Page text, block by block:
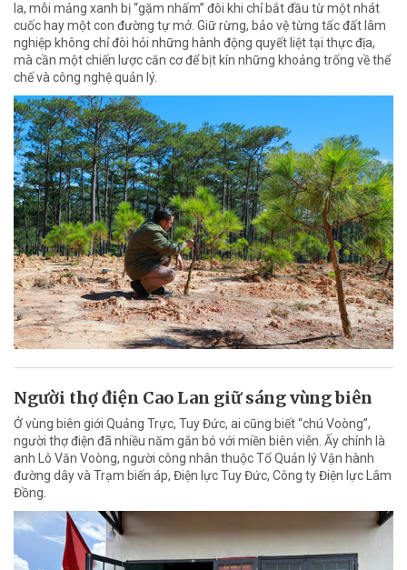
la, mỗi mảng xanh bị “gặm nhấm” đôi khi chỉ bắt đầu từ một nhát
cuốc hay một con đường tự mở. Giữ rừng, bảo vệ từng tấc đất lâm
nghiệp không chỉ đòi hỏi những hành động quyết liệt tại thực địa,
mà cần một chiến lược căn cơ để bịt kín những khoảng trống về thể
chế và công nghệ quản lý.
Người thợ điện Cao Lan giữ sáng vùng biên
Ở vùng biên giới Quảng Trực, Tuy Đức, ai cũng biết “chú Voòng”,
người thợ điện đã nhiều năm gắn bó với miền biên viễn. Ấy chính là
anh Lô Văn Voòng, người công nhân thuộc Tổ Quản lý Vận hành
đường dây và Trạm biến áp, Điện lực Tuy Đức, Công ty Điện lực Lâm
Đồng.